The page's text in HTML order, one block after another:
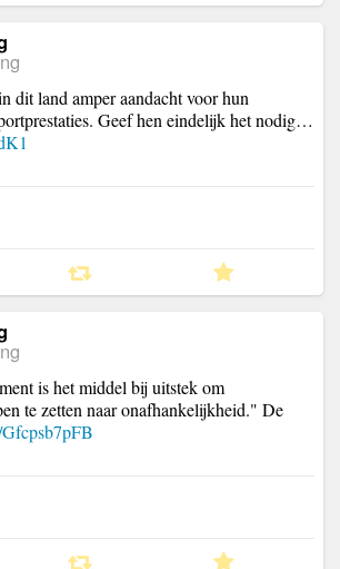
dit land amper aandacht voor hun
Geef hen eindelijk het nodig…
is het middel bij uitstek om
te zetten naar onafhankelijkheid." De